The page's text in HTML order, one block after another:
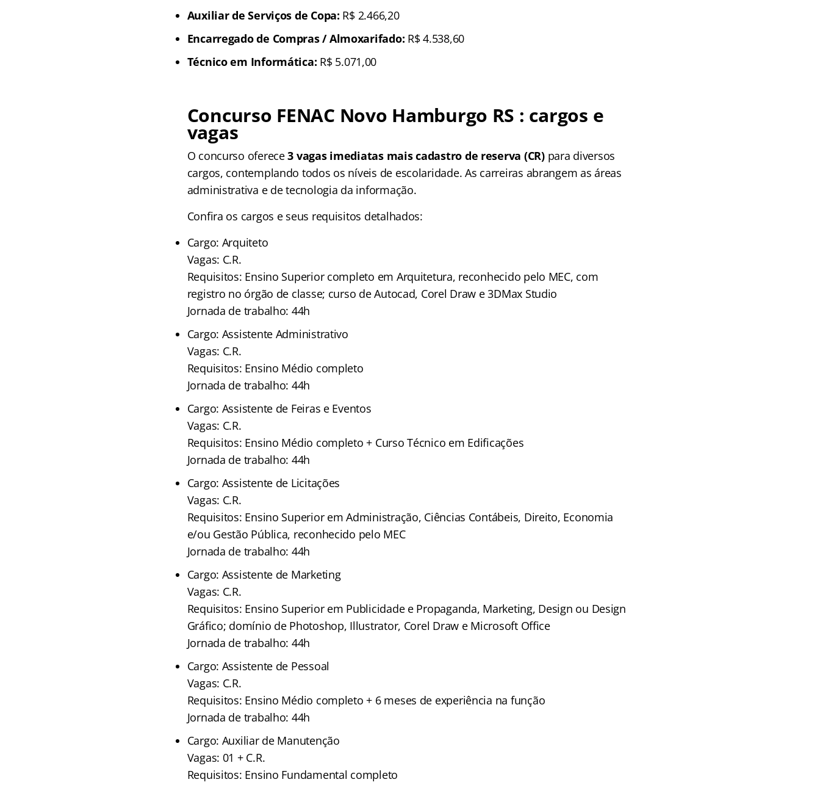
Auxiliar de Serviços de Copa: R$ 2.466,20
Encarregado de Compras / Almoxarifado: R$ 4.538,60
Técnico em Informática: R$ 5.071,00
Concurso FENAC Novo Hamburgo RS : cargos e
vagas
O concurso oferece3 vagas imediatas mais cadastro de reserva (CR)para diversos
cargos, contemplando todos os níveis de escolaridade. As carreiras abrangem as áreas
administrativa e de tecnologia da informação.
Confira os cargos e seus requisitos detalhados:
Cargo: Arquiteto
Vagas: C.R.
Requisitos: Ensino Superior completo em Arquitetura, reconhecido pelo MEC, com
registro no órgão de classe; curso de Autocad, Corel Draw e 3DMax Studio
Jornada de trabalho: 44h
Cargo: Assistente Administrativo
Vagas: C.R.
Requisitos: Ensino Médio completo
Jornada de trabalho: 44h
Cargo: Assistente de Feiras e Eventos
Vagas: C.R.
Requisitos: Ensino Médio completo + Curso Técnico em Edificações
Jornada de trabalho: 44h
Cargo: Assistente de Licitações
Vagas: C.R.
Requisitos: Ensino Superior em Administração, Ciências Contábeis, Direito, Economia
e/ou Gestão Pública, reconhecido pelo MEC
Jornada de trabalho: 44h
Cargo: Assistente de Marketing
Vagas: C.R.
Requisitos: Ensino Superior em Publicidade e Propaganda, Marketing, Design ou Design
Gráfico; domínio de Photoshop, Illustrator, Corel Draw e Microsoft Office
Jornada de trabalho: 44h
Cargo: Assistente de Pessoal
Vagas: C.R.
Requisitos: Ensino Médio completo + 6 meses de experiência na função
Jornada de trabalho: 44h
Cargo: Auxiliar de Manutenção
Vagas: 01 + C.R.
Requisitos: Ensino Fundamental completo